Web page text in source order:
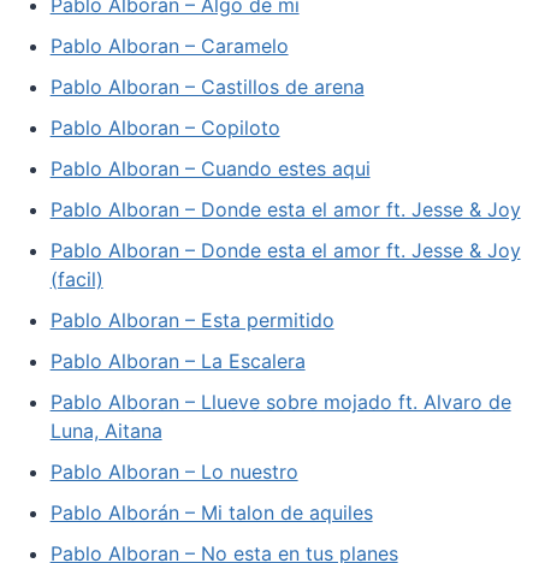
Pablo Alboran – Caramelo
Pablo Alboran – Castillos de arena
Pablo Alboran – Copiloto
Pablo Alboran – Cuando estes aqui
Pablo Alboran – Donde esta el amor ft. Jesse & Joy
Pablo Alboran – Donde esta el amor ft. Jesse & Joy
(facil)
Pablo Alboran – Esta permitido
Pablo Alboran – La Escalera
Pablo Alboran – Llueve sobre mojado ft. Alvaro de
Luna, Aitana
Pablo Alboran – Lo nuestro
Pablo Alborán – Mi talon de aquiles
Pablo Alboran – No esta en tus planes